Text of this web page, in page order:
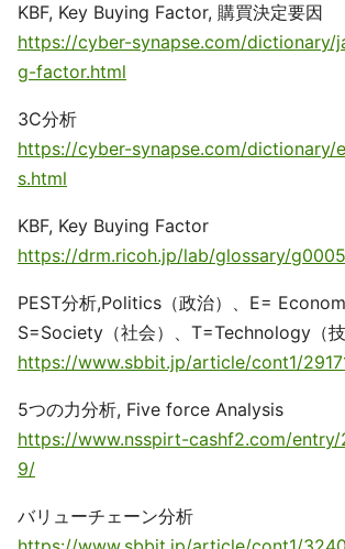
KBF, Key Buying Factor, 購買決定要因
https://cyber-synapse.com/dictionary/
g-factor.html
3C分析
https://cyber-synapse.com/dictionary/
s.html
KBF, Key Buying Factor
https://drm.ricoh.jp/lab/glossary/
PEST分析,Politics（政治）、E=
S=Society（社会）、T=Technology（技
https://www.sbbit.jp/article/cont1/
5つの力分析, Five force Analysis
https://www.nsspirt-cashf2.com/
9/
バリューチェーン分析